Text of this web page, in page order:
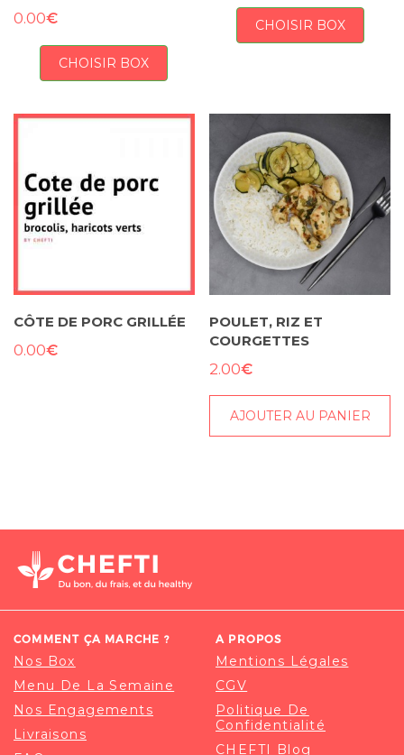
0.00€
CHOISIR BOX
CHOISIR BOX
CÔTE DE PORC GRILLÉE
0.00€
POULET, RIZ ET
COURGETTES
2.00€
AJOUTER AU PANIER
COMMENT ÇA MARCHE ?
Nos Box
Menu De La Semaine
Nos Engagements
Livraisons
A PROPOS
Mentions Légales
CGV
Politique De
Confidentialité
CHEFTI Blog